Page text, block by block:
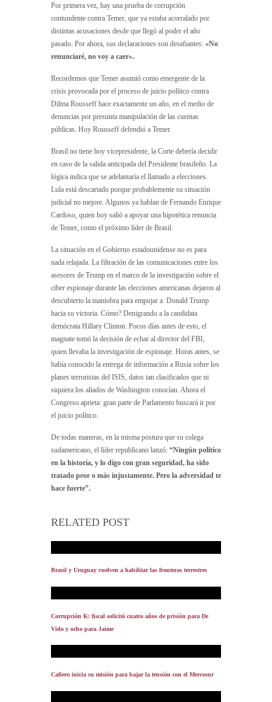
Por primera vez, hay una prueba de corrupción
contundente contra Temer, que ya estaba acorralado por
distintas acusaciones desde que llegó al poder el año
pasado. Por ahora, sus declaraciones son desafiantes: «No
renunciaré, no voy a caer».
Recordemos que Temer asumió como emergente de la
crisis provocada por el proceso de juicio político contra
Dilma Rousseff hace exactamente un año, en el medio de
denuncias por presunta manipulación de las cuentas
públicas. Hoy Rousseff defendió a Temer.
Brasil no tiene hoy vicepresidente, la Corte debería decidir
en caso de la salida anticipada del Presidente brasileño. La
lógica indica que se adelantaría el llamado a elecciones.
Lula está descartado porque probablemente su situación
judicial no mejore. Algunos ya hablan de Fernando Enrique
Cardoso, quien hoy salió a apoyar una hipotética renuncia
de Temer, como el próximo líder de Brasil.
La situación en el Gobierno estadounidense no es para
nada relajada. La filtración de las comunicaciones entre los
asesores de Trump en el marco de la investigación sobre el
ciber espionaje durante las elecciones americanas dejaron al
descubierto la maniobra para empujar a Donald Trump
hacia su victoria. Cómo? Denigrando a la candidata
demócrata Hillary Clinton. Pocos días antes de esto, el
magnate tomó la decisión de echar al director del FBI,
quien llevaba la investigación de espionaje. Horas antes, se
había conocido la entrega de información a Rusia sobre los
planes terroristas del ISIS, datos tan clasificados que ni
siquiera los aliados de Washington conocían. Ahora el
Congreso aprieta: gran parte de Parlamento buscará ir por
el juicio político.
De todas maneras, en la misma postura que su colega
sudamericano, el líder republicano lanzó: “Ningún político
en la historia, y lo digo con gran seguridad, ha sido
tratado peor o más injustamente. Pero la adversidad te
hace fuerte”.
RELATED POST
Brasil y Uruguay vuelven a habilitar las fronteras terrestres
Corrupción K: fiscal solicitó cuatro años de prisión para De
Vido y ocho para Jaime
Cafiero inicia su misión para bajar la tensión con el Mercosur